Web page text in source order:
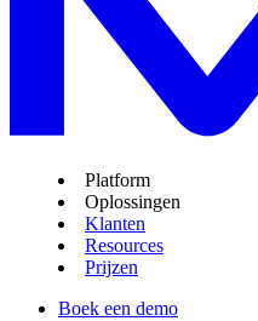
Platform
Oplossingen
Klanten
Resources
Prijzen
Boek een demo